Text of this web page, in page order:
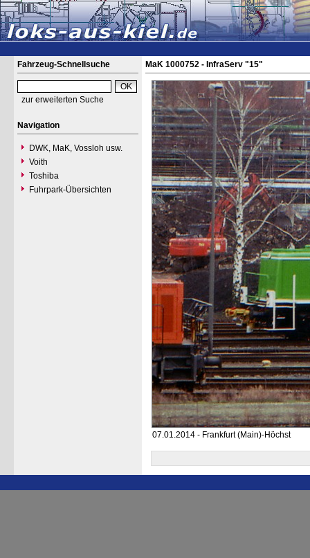
Fahrzeug-Schnellsuche
zur erweiterten Suche
Navigation
DWK, MaK, Vossloh usw.
Voith
Toshiba
Fuhrpark-Übersichten
MaK 1000752 - InfraServ "15"
07.01.2014 - Frankfurt (Main)-Höchst